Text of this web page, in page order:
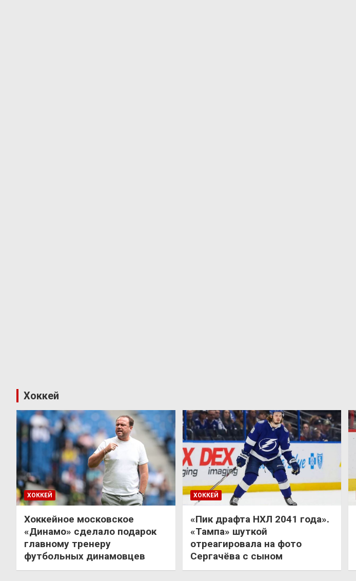
Хоккей
ХОККЕЙ
Хоккейное московское
«Динамо» сделало подарок
главному тренеру
футбольных динамовцев
ХОККЕЙ
«Пик драфта НХЛ 2041 года».
«Тампа» шуткой
отреагировала на фото
Сергачёва с сыном